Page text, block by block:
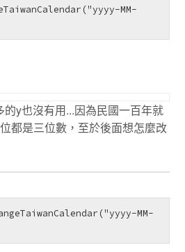
MM-
y也沒有用...因為民國一百年就
都是三位數，至於後面想怎麼改
MM-